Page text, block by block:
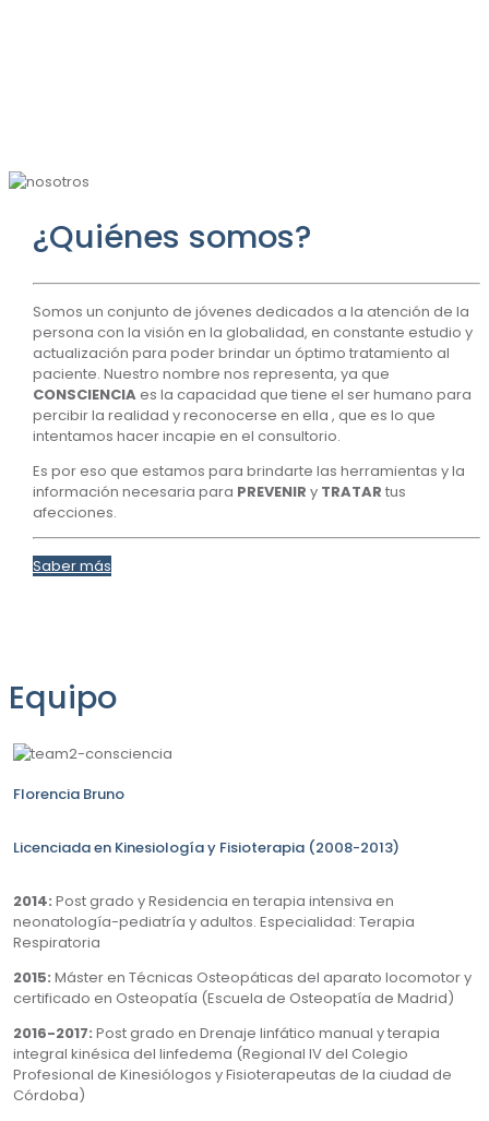
¿Quiénes somos?
Somos un conjunto de jóvenes dedicados a la atención de la
persona con la visión en la globalidad, en constante estudio y
actualización para poder brindar un óptimo tratamiento al
paciente. Nuestro nombre nos representa, ya que
CONSCIENCIAes la capacidad que tiene el ser humano para
percibir la realidad y reconocerse en ella , que es lo que
intentamos hacer incapie en el consultorio.
Es por eso que estamos para brindarte las herramientas y la
información necesaria para PREVENIR y TRATAR tus
afecciones.
Saber más
Equipo
Florencia Bruno
Licenciada en Kinesiología y Fisioterapia (2008-2013)
2014: Post grado y Residencia en terapia intensiva en
neonatología-pediatría y adultos. Especialidad: Terapia
Respiratoria
2015: Máster en Técnicas Osteopáticas del aparato locomotor y
certificado en Osteopatía (Escuela de Osteopatía de Madrid)
2016-2017: Post grado en Drenaje linfático manual y terapia
integral kinésica del linfedema (Regional IV del Colegio
Profesional de Kinesiólogos y Fisioterapeutas de la ciudad de
Córdoba)